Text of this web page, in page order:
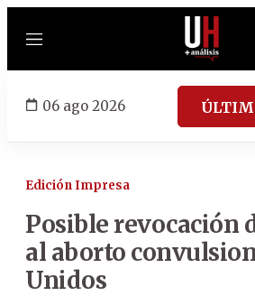
Menú
06 ago 2026
Edición Impresa
Posible revocación
al aborto
Unidos